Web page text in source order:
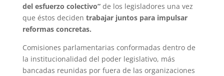
del esfuerzo colectivo” de los legisladores una vez
que éstos deciden trabajar juntos para impulsar
reformas concretas.
Comisiones parlamentarias conformadas dentro de
la institucionalidad del poder legislativo, más
bancadas reunidas por fuera de las organizaciones